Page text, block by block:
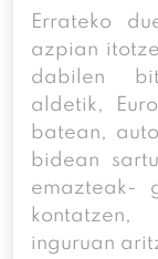
Errateko
azpian
dabilen
aldetik,
batean,
bidean
emazteak-
kontatzen,
inguruan